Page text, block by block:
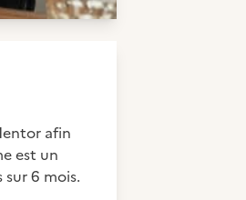
afin
est un
6 mois.